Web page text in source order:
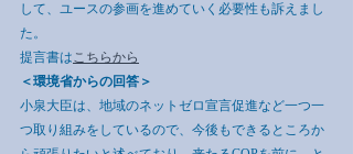
して、ユースの参画を進めていく必要性も訴えまし
た。
提言書はこちらから
＜環境省からの回答＞
小泉大臣は、地域のネットゼロ宣言促進など一つ一
つ取り組みをしているので、今後もできるところか